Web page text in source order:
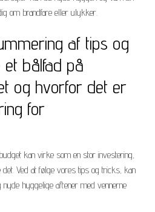
om brandfare eller ulykker.
af tips og
bålfad på
og hvorfor det er
for
kan virke som en stor investering,
Ved at følge vores tips og tricks, kan
hyggelige aftener med vennerne